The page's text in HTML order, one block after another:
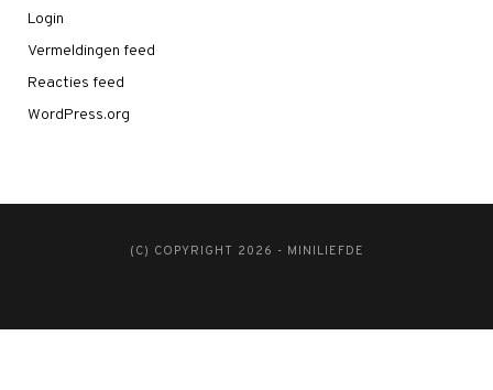
Login
Vermeldingen feed
Reacties feed
WordPress.org
(C) COPYRIGHT 2026 - MINILIEFDE